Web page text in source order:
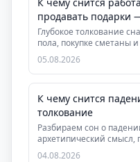
продавать подарки
Глубокое толкование
пола, покупке сметаны
05.08.2026
К чему снится
толкование
Разбираем сон о
архетипический смысл,
аспекты, ...
04.08.2026